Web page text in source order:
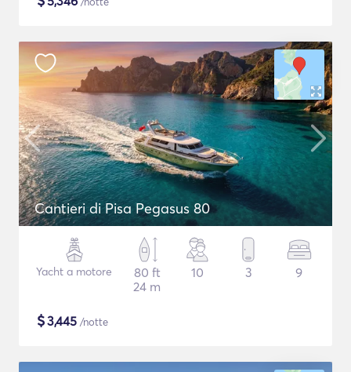
Cantieri di Pisa Pegasus 80
Yacht a motore
80 ft
24 m
10 3 9
$3,445 /notte